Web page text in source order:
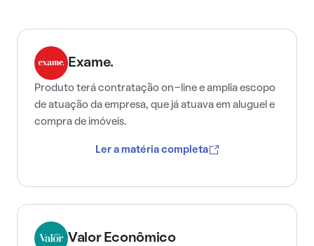
Exame.
Produto terá contratação on-line e amplia escopo
de atuação da empresa, que já atuava em aluguel e
compra de imóveis.
Ler a matéria completa
Valor Econômico